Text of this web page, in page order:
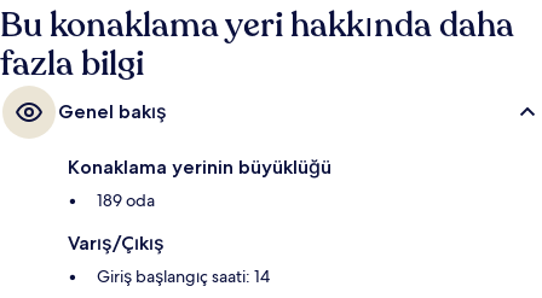
Bu konaklama yeri hakkında daha
fazla bilgi
Genel bakış
Konaklama yerinin büyüklüğü
189 oda
Varış/Çıkış
Giriş başlangıç saati: 14